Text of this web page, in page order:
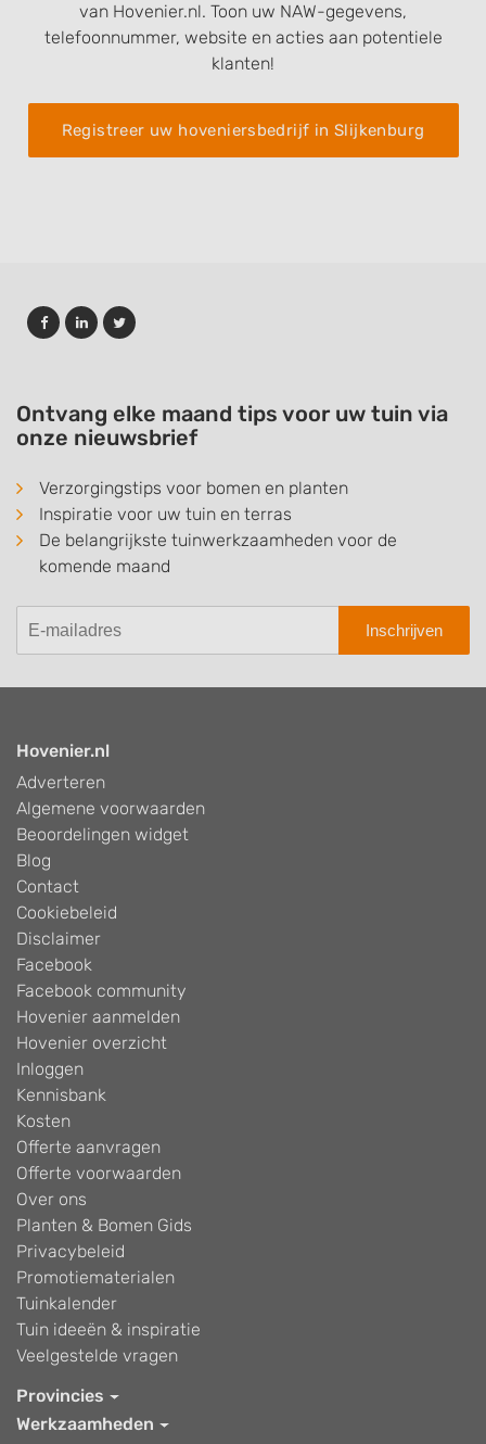
van Hovenier.nl. Toon uw NAW-gegevens,
telefoonnummer, website en acties aan potentiele
klanten!
Registreer uw hoveniersbedrijf in Slijkenburg
Ontvang elke maand tips voor uw tuin via
onze nieuwsbrief
Verzorgingstips voor bomen en planten
Inspiratie voor uw tuin en terras
De belangrijkste tuinwerkzaamheden voor de
komende maand
Inschrijven
Hovenier.nl
Adverteren
Algemene voorwaarden
Beoordelingen widget
Blog
Contact
Cookiebeleid
Disclaimer
Facebook
Facebook community
Hovenier aanmelden
Hovenier overzicht
Inloggen
Kennisbank
Kosten
Offerte aanvragen
Offerte voorwaarden
Over ons
Planten & Bomen Gids
Privacybeleid
Promotiematerialen
Tuinkalender
Tuin ideeën & inspiratie
Veelgestelde vragen
Provincies
Werkzaamheden